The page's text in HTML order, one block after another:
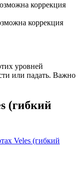
коррекция
коррекция
уровней
или падать. Важно
(гибкий
Veles (гибкий